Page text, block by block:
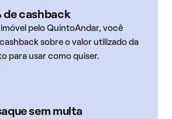
de cashback
pelo QuintoAndar, você
sobre o valor utilizado da
para usar como quiser.
sem multa